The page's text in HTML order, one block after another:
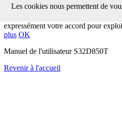
Les cookies nous permettent de vous
facilement. En utilisant nos services,
expressément votre accord pour
plus OK
Manuel de l'utilisateur S32D850T
Revenir à l'accueil
Les cookies nous permettent de